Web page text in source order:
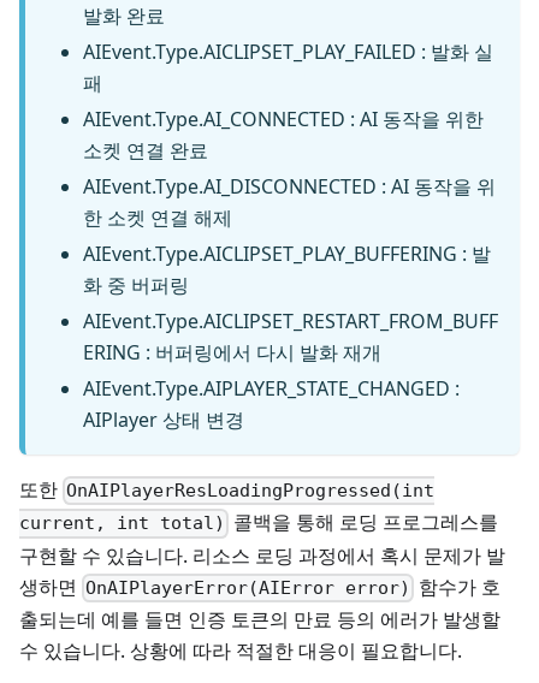
발화 완료
AIEvent.Type.AICLIPSET_PLAY_FAILED : 발화 실
패
AIEvent.Type.AI_CONNECTED : AI 동작을 위한
소켓 연결 완료
AIEvent.Type.AI_DISCONNECTED : AI 동작을 위
한 소켓 연결 해제
AIEvent.Type.AICLIPSET_PLAY_BUFFERING : 발
화 중 버퍼링
AIEvent.Type.AICLIPSET_RESTART_FROM_BUFF
ERING : 버퍼링에서 다시 발화 재개
AIEvent.Type.AIPLAYER_STATE_CHANGED :
AIPlayer 상태 변경
또한 OnAIPlayerResLoadingProgressed(int
current, int total)
콜백을 통해 로딩 프로그레스를
구현할 수 있습니다. 리소스 로딩 과정에서 혹시 문제가 발
생하면 OnAIPlayerError(AIError error)
함수가 호
출되는데 예를 들면 인증 토큰의 만료 등의 에러가 발생할
수 있습니다. 상황에 따라 적절한 대응이 필요합니다.